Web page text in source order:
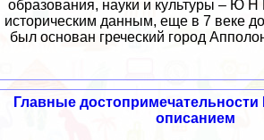
образования, науки и культуры – Ю
историческим данным, еще в 7 веке
был основан греческий город
Главные
описанием